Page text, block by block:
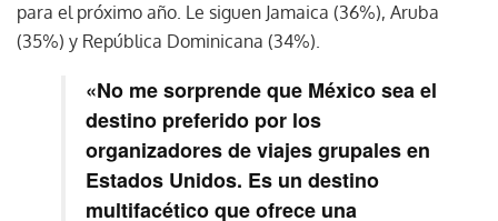
para el próximo año. Le siguen Jamaica (36%), Aruba
(35%) y República Dominicana (34%).
«No me sorprende que México sea el
destino preferido por los
organizadores de viajes grupales en
Estados Unidos. Es un destino
multifacético que ofrece una